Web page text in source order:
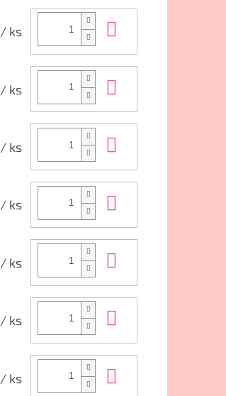
/ ks
/ ks
/ ks
/ ks
/ ks
/ ks
/ ks